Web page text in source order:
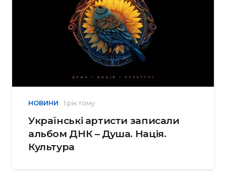
НОВИНИ 1 рік тому
Українські артисти записали
альбом ДНК – Душа. Нація.
Культура